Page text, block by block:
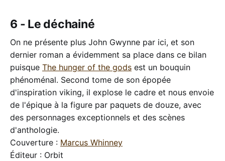
6 - Le déchainé
On ne présente plus John Gwynne par ici, et son
dernier roman a évidemment sa place dans ce bilan
puisque The hunger of the gods est un bouquin
phénoménal. Second tome de son épopée
d'inspiration viking, il explose le cadre et nous envoie
de l'épique à la figure par paquets de douze, avec
des personnages exceptionnels et des scènes
d'anthologie.
Couverture : Marcus Whinney
Éditeur : Orbit